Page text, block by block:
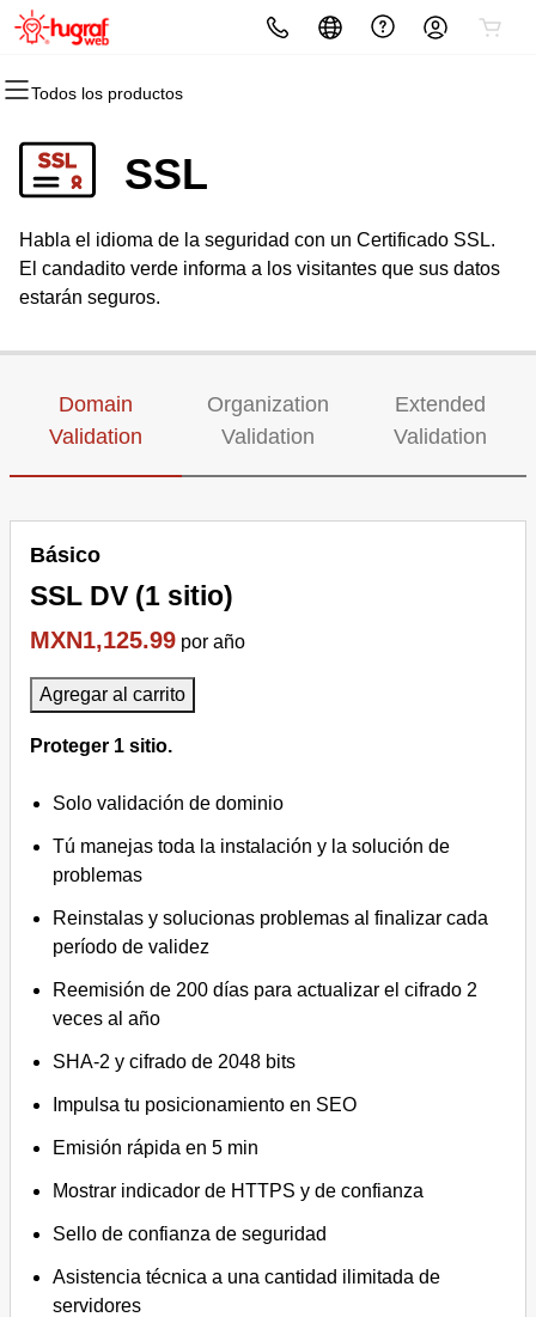
Todos los productos
Todos los productos
Registro de dominio
Registro por volumen
Transferencia de dominios
Todos los productos
cPanel
WordPress
Web Hosting Plus
Todos los productos
Creador de páginas web
WordPress
Todos los productos
SSL
Servicio SSL administrado
Seguridad del sitio web
Todos los productos
Email Marketing
SEO
Todos los productos
Microsoft 365
Correo profesional
SSL
Habla el idioma de la seguridad con un Certificado SSL.
El candadito verde informa a los visitantes que sus datos
estarán seguros.
Domain
Validation
Organization
Validation
Extended
Validation
Básico
SSL DV (1 sitio)
MXN1,125.99 por año
Agregar al carrito
Proteger 1 sitio.
Solo validación de dominio
Tú manejas toda la instalación y la solución de
problemas
Reinstalas y solucionas problemas al finalizar cada
período de validez
Reemisión de 200 días para actualizar el cifrado 2
veces al año
SHA-2 y cifrado de 2048 bits
Impulsa tu posicionamiento en SEO
Emisión rápida en 5 min
Mostrar indicador de HTTPS y de confianza
Sello de confianza de seguridad
Asistencia técnica a una cantidad ilimitada de
servidores